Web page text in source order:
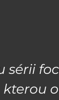
sérii